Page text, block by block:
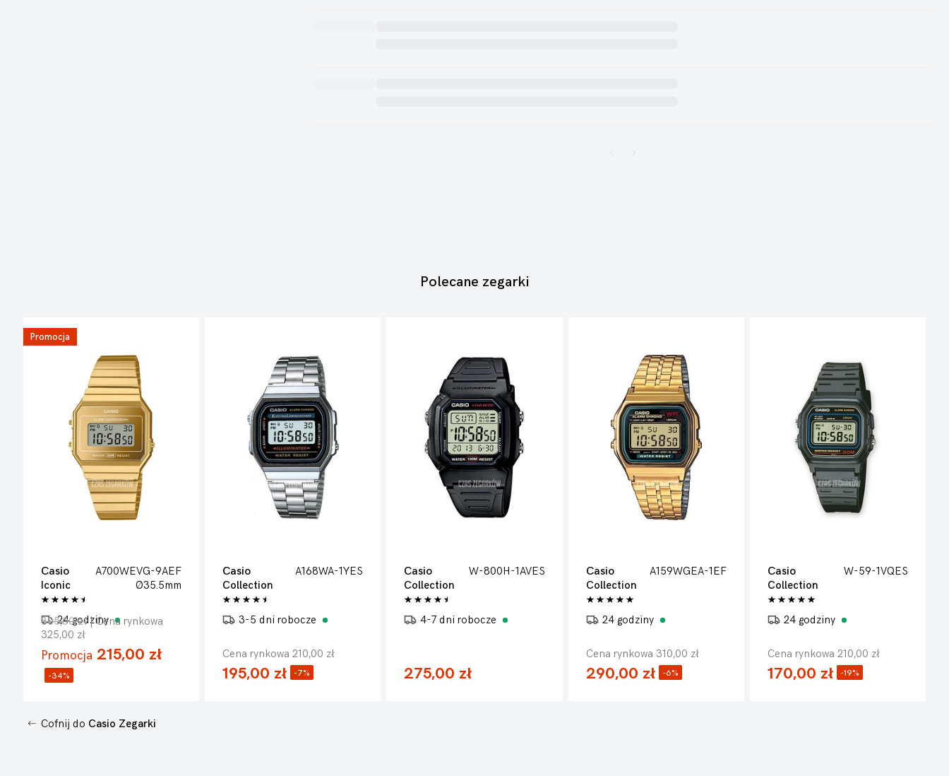
Polecane zegarki
Promocja
Casio
A700WEVG-9AEF
Iconic
Ø35.5mm
24 godziny
305,00 zł| Cena rynkowa
325,00 zł
Promocja 215,00 zł
-34%
Casio
A168WA-1YES
Collection
3-5 dni robocze
Cena rynkowa 210,00 zł
195,00 zł -7%
Casio
W-800H-1AVES
Collection
4-7 dni robocze
275,00 zł
Casio
A159WGEA-1EF
Collection
24 godziny
Cena rynkowa 310,00 zł
290,00 zł -6%
Casio
W-59-1VQES
Collection
24 godziny
Cena rynkowa 210,00 zł
170,00 zł -19%
Cofnij do Casio Zegarki